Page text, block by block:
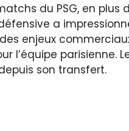
du PSG, en
a
enjeux
l’équipe parisienne.
son transfert.